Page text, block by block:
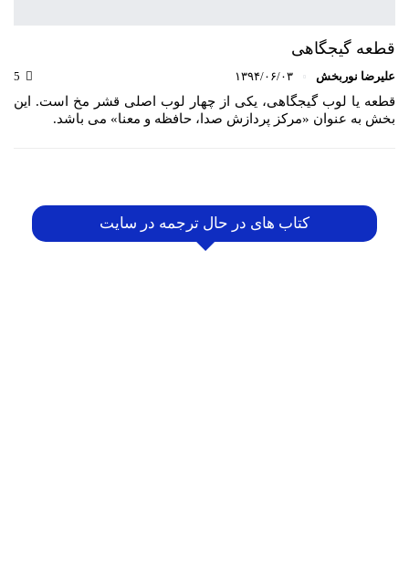
قطعه گیجگاهی
علیرضا نوربخش ۱۳۹۴/۰۶/۰۳
قطعه یا لوب گیجگاهی، یکی از چهار لوب اصلی قشر مخ است. این
بخش به عنوان «مرکز پردازش صدا، حافظه و معنا» می باشد.
کتاب های در حال ترجمه در سایت